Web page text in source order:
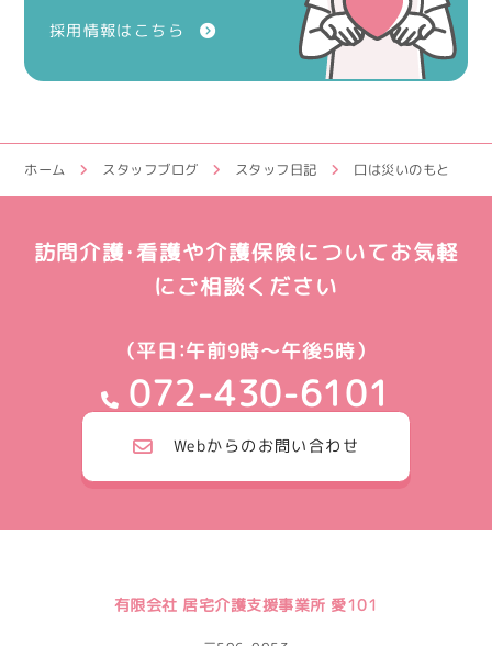
採用情報はこちら
ホーム スタッフブログ スタッフ日記 口は災いのもと
訪問介護・看護や介護保険についてお気軽
にご相談ください
（平日：午前9時～午後5時）
072-430-6101
Webからのお問い合わせ
有限会社 居宅介護支援事業所 愛101